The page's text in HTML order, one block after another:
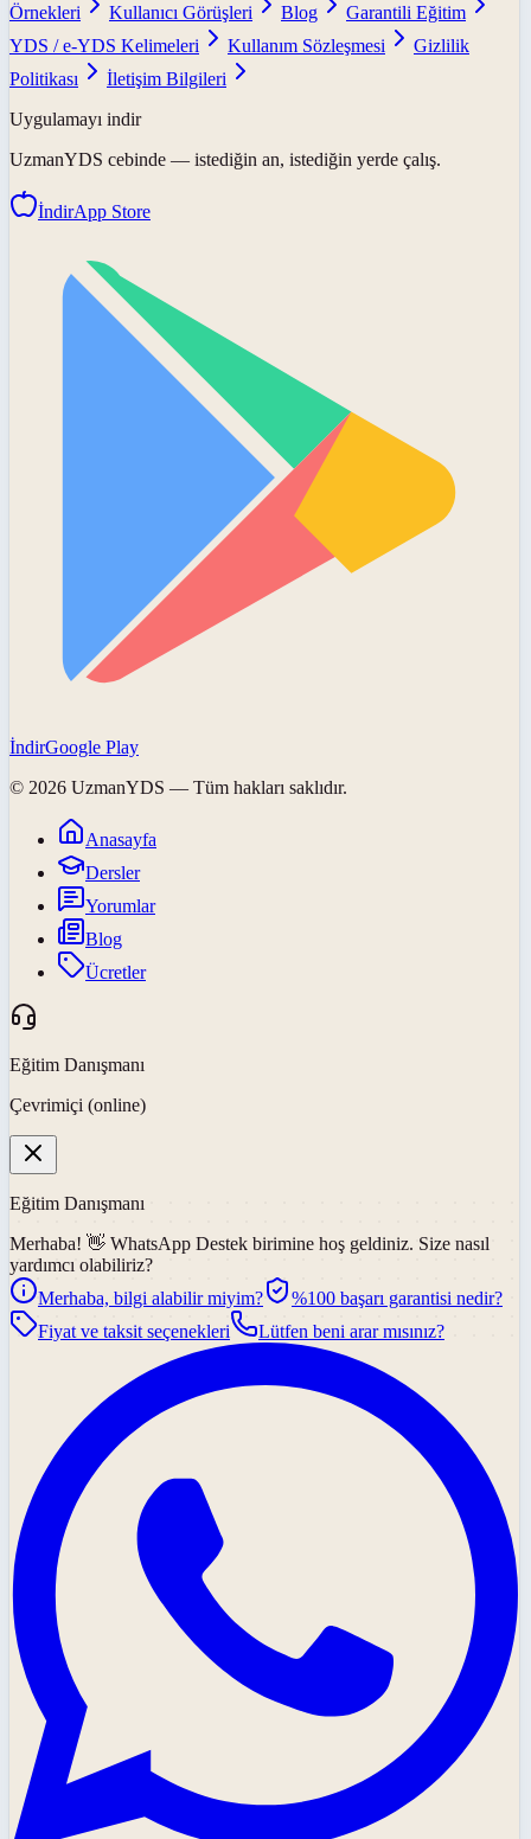
Örnekleri
Kullanıcı Görüşleri Blog
Garantili Eğitim
YDS / e-YDS Kelimeleri
Kullanım Sözleşmesi
Gizlilik
Politikası
İletişim Bilgileri
Uygulamayı indir
UzmanYDS cebinde — istediğin an, istediğin yerde çalış.
İndirApp Store
İndirGoogle Play
© 2026 UzmanYDS — Tüm hakları saklıdır.
Anasayfa
Dersler
Yorumlar
Blog
Ücretler
Eğitim Danışmanı
Çevrimiçi (online)
Eğitim Danışmanı
Merhaba! 👋 WhatsApp Destek birimine hoş geldiniz. Size nasıl
yardımcı olabiliriz?
Merhaba, bilgi alabilir miyim?
%100 başarı garantisi nedir?
Fiyat ve taksit seçenekleri
Lütfen beni arar mısınız?